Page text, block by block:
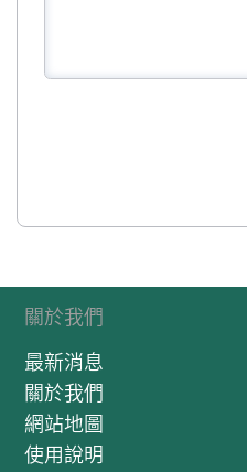
關於我們
最新消息
關於我們
網站地圖
使用說明